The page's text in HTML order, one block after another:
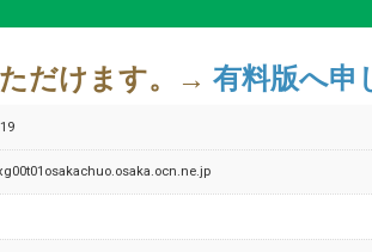
だけます。→ 有料版へ申